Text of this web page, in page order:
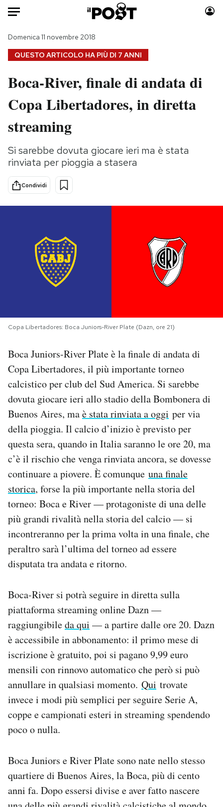
HOME
Italia
Politica
Tecnologia
Scienza
Cultura
Economia
Moda
Consumismi
Media
PODCAST
NEWSLETTER
CALENDARIO
AREA PERSONALE
Area Personale
Newsletter
Notifiche mobile
Hai bisogno di aiuto?
Esci
QUESTO ARTICOLO HA PIÙ DI 7 ANNI
Domenica 11 novembre 2018
Boca-River, finale di andata di
Copa Libertadores, in diretta
streaming
Si sarebbe dovuta giocare ieri ma è stata
rinviata per pioggia a stasera
Condividi
Copa Libertadores: Boca Juniors-River Plate (Dazn, ore 21)
Boca Juniors-River Plate è la finale di andata di
Copa Libertadores, il più importante torneo
calcistico per club del Sud America. Si sarebbe
dovuta giocare ieri allo stadio della Bombonera di
Buenos Aires, maè stata rinviata a oggi per via
della pioggia. Il calcio d’inizio è previsto per
questa sera, quando in Italia saranno le ore 20, ma
c’è il rischio che venga rinviata ancora, se dovesse
continuare a piovere. È comunque una finale
storica, forse la più importante nella storia del
torneo: Boca e River — protagoniste di una delle
più grandi rivalità nella storia del calcio — si
incontreranno per la prima volta in una finale, che
peraltro sarà l’ultima del torneo ad essere
disputata tra andata e ritorno.
Boca-River si potrà seguire in diretta sulla
piattaforma streaming online Dazn —
raggiungibileda qui — a partire dalle ore 20. Dazn
è accessibile in abbonamento: il primo mese di
iscrizione è gratuito, poi si pagano 9,99 euro
mensili con rinnovo automatico che però si può
annullare in qualsiasi momento. Qui trovate
invece i modi più semplici per seguire Serie A,
coppe e campionati esteri in streaming spendendo
poco o nulla.
Boca Juniors e River Plate sono nate nello stesso
quartiere di Buenos Aires, la Boca, più di cento
anni fa. Dopo essersi divise e aver fatto nascere